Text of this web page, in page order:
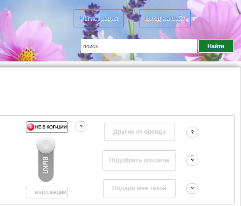
Регистрация Вход на сайт
?
Другие от бренда ?
?
?